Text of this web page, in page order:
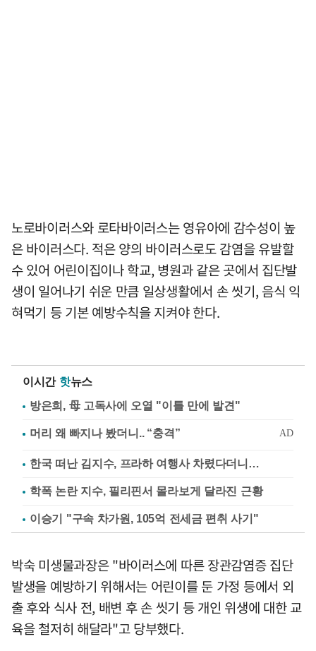
노로바이러스와 로타바이러스는 영유아에 감수성이 높
은 바이러스다. 적은 양의 바이러스로도 감염을 유발할
수 있어 어린이집이나 학교, 병원과 같은 곳에서 집단발
생이 일어나기 쉬운 만큼 일상생활에서 손 씻기, 음식 익
혀먹기 등 기본 예방수칙을 지켜야 한다.
이시간 핫뉴스
방은희, 母 고독사에 오열 "이틀 만에 발견"
한국 떠난 김지수, 프라하 여행사 차렸다더니…
학폭 논란 지수, 필리핀서 몰라보게 달라진 근황
이승기 "구속 차가원, 105억 전세금 편취 사기"
박숙 미생물과장은 "바이러스에 따른 장관감염증 집단
발생을 예방하기 위해서는 어린이를 둔 가정 등에서 외
출 후와 식사 전, 배변 후 손 씻기 등 개인 위생에 대한 교
육을 철저히 해달라"고 당부했다.